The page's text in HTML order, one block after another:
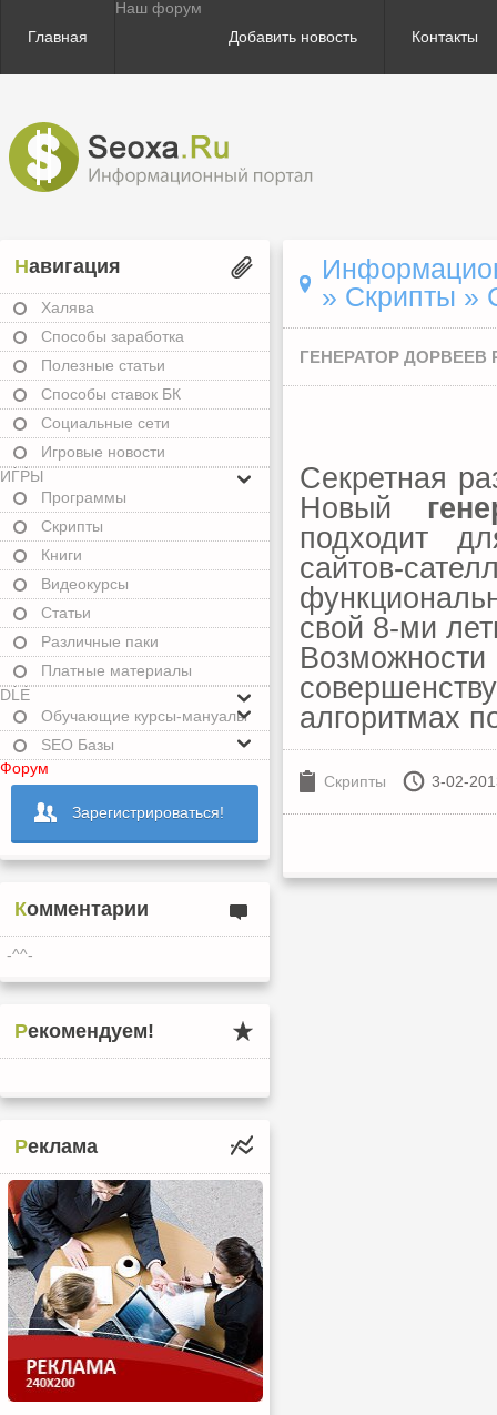
Главная
Наш форум
Добавить новость
Контакты
Навигация
Халява
Способы заработка
Полезные статьи
Способы ставок БК
Социальные сети
Игровые новости
ИГРЫ
Программы
Скрипты
Книги
Видеокурсы
Статьи
Различные паки
Платные материалы
DLE
Обучающие курсы-мануалы
SEO Базы
Форум
Зарегистрироваться!
Комментарии
-^^-
Рекомендуем!
Реклама
» Скрипты »
ГЕНЕРАТОР ДОРВЕЕВ
Секретная
Новый
подходит
сайтов-
свой 8-ми
алгоритмах
Скрипты 3-02-